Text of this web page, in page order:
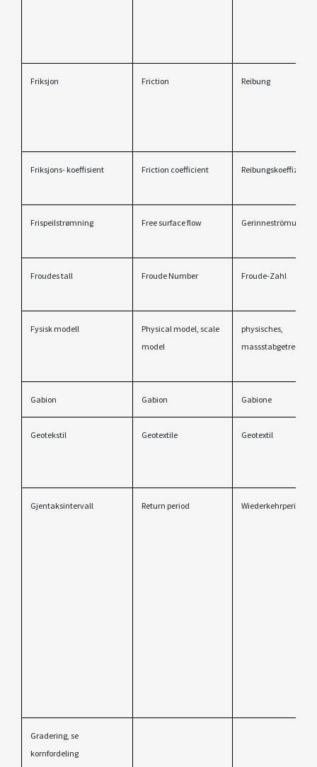
Friksjon Friction Reibung
Friksjons- koeffisient Friction coefficient Reibungskoeffizient
Frispeilstrømning Free surface flow Gerinneströmung
Froudes tall Froude Number Froude-Zahl
Fysisk modell
Physical model, scale
model
physisches,
massstabgetreuses
Gabion Gabion Gabione
Geotekstil Geotextile Geotextil
Gjentaksintervall Return period Wiederkehrperiode
Gradering, se
kornfordeling